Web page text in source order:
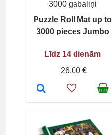
3000 gabaliņi
Puzzle Roll Mat up to
3000 pieces Jumbo
Līdz 14 dienām
26,00 €